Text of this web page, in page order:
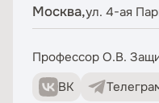
Москва,ул. 4-ая
Профессор О.В.
ВК